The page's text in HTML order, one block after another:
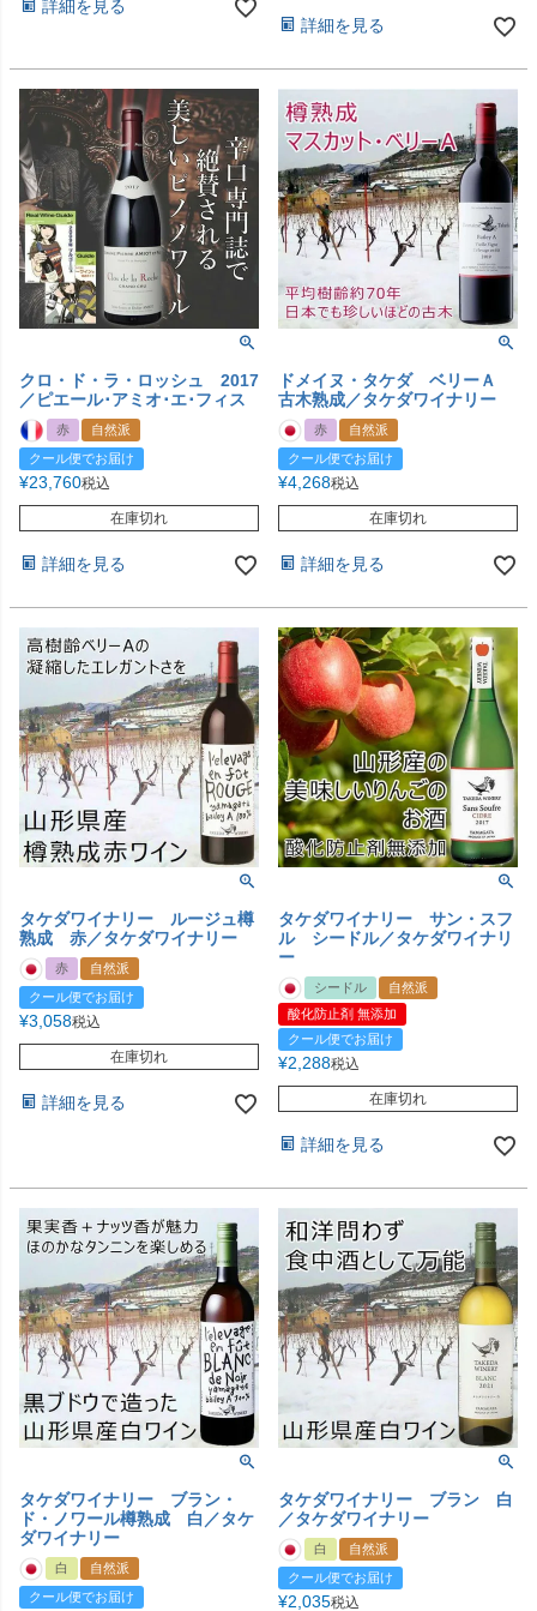
詳細を見る
詳細を見る
クロ・ド・ラ・ロッシュ 2017
／ピエール･アミオ･エ･フィス
赤
自然派
クール便でお届け
¥23,760税込
在庫切れ
詳細を見る
ドメイヌ・タケダ ベリーＡ
古木熟成／タケダワイナリー
赤
自然派
クール便でお届け
¥4,268税込
在庫切れ
詳細を見る
タケダワイナリー ルージュ樽
熟成 赤／タケダワイナリー
赤
自然派
クール便でお届け
¥3,058税込
在庫切れ
詳細を見る
タケダワイナリー サン・スフ
ル シードル／タケダワイナリ
ー
シードル
自然派
酸化防止剤 無添加
クール便でお届け
¥2,288税込
在庫切れ
詳細を見る
タケダワイナリー ブラン・
ド・ノワール樽熟成 白／タケ
ダワイナリー
白
自然派
クール便でお届け
タケダワイナリー ブラン 白
／タケダワイナリー
白
自然派
クール便でお届け
¥2,035税込